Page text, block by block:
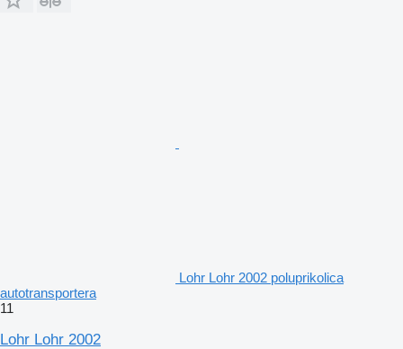
Lohr Lohr 2002 poluprikolica
autotransportera
11
Lohr Lohr 2002